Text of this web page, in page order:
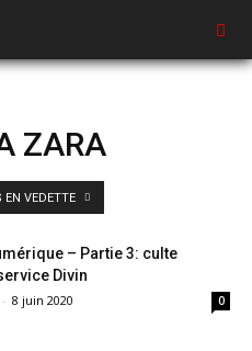
ZARA
EN VEDETTE
– Partie 3: culte
Divin
- 8 juin 2020 0